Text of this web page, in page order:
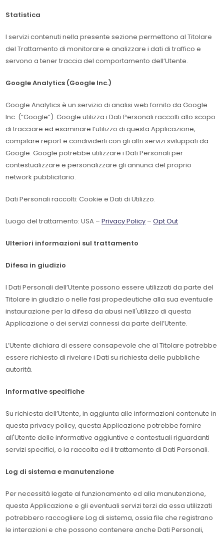
Statistica
I servizi contenuti nella presente sezione permettono al Titolare
del Trattamento di monitorare e analizzare i dati di traffico e
servono a tener traccia del comportamento dell’Utente.
Google Analytics (Google Inc.)
Google Analytics è un servizio di analisi web fornito da Google
Inc. (“Google”). Google utilizza i Dati Personali raccolti allo scopo
di tracciare ed esaminare l’utilizzo di questa Applicazione,
compilare report e condividerli con gli altri servizi sviluppati da
Google. Google potrebbe utilizzare i Dati Personali per
contestualizzare e personalizzare gli annunci del proprio
network pubblicitario.
Dati Personali raccolti: Cookie e Dati di Utilizzo.
Luogo del trattamento: USA –Privacy Policy –Opt Out
Ulteriori informazioni sul trattamento
Difesa in giudizio
I Dati Personali dell’Utente possono essere utilizzati da parte del
Titolare in giudizio o nelle fasi propedeutiche alla sua eventuale
instaurazione per la difesa da abusi nell'utilizzo di questa
Applicazione o dei servizi connessi da parte dell’Utente.
L’Utente dichiara di essere consapevole che al Titolare potrebbe
essere richiesto di rivelare i Dati su richiesta delle pubbliche
autorità.
Informative specifiche
Su richiesta dell’Utente, in aggiunta alle informazioni contenute in
questa privacy policy, questa Applicazione potrebbe fornire
all'Utente delle informative aggiuntive e contestuali riguardanti
servizi specifici, o la raccolta ed il trattamento di Dati Personali.
Log di sistema e manutenzione
Per necessità legate al funzionamento ed alla manutenzione,
questa Applicazione e gli eventuali servizi terzi da essa utilizzati
potrebbero raccogliere Log di sistema, ossia file che registrano
le interazioni e che possono contenere anche Dati Personali,